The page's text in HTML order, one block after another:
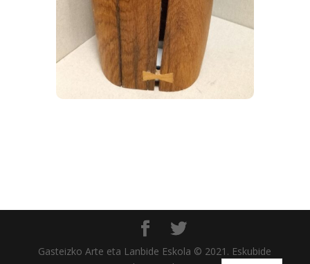
Gasteizko Arte eta Lanbide Eskola © 2021. Eskubide